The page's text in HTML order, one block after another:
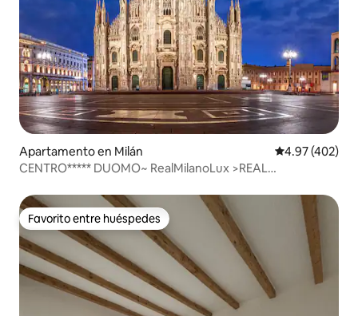
Apartamento en Milán Calificación
4.97 (402)
CENTRO***** DUOMO~ RealMilanoLux >REAL
Favorito entre huéspedes
Favorito entre huéspedes